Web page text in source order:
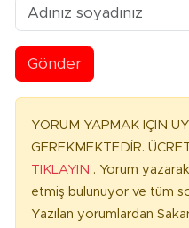
Gönder
YORUM YAPMAK İÇİN
GEREKMEKTEDİR.
TIKLAYIN . Yorum yazarak
etmiş bulunuyor ve tüm
Yazılan yorumlardan